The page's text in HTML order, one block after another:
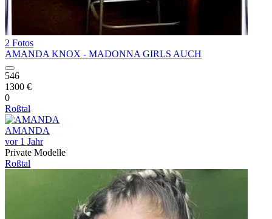
2 Fotos
AMANDA KNOX - MADONNA GIRLS AUCH
546
1300 €
0
Roßtal
AMANDA
vor 1 Jahr
Private Modelle
Roßtal